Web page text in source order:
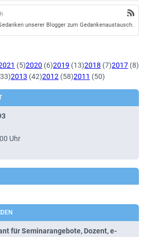
unserer Blogger zum Gedankenaustausch.
(5)2020 (6)2019 (13)2018 (7)2017 (8)
2013 (42)2012 (58)2011 (50)
Uhr
für Seminarangebote, Dozent, e-